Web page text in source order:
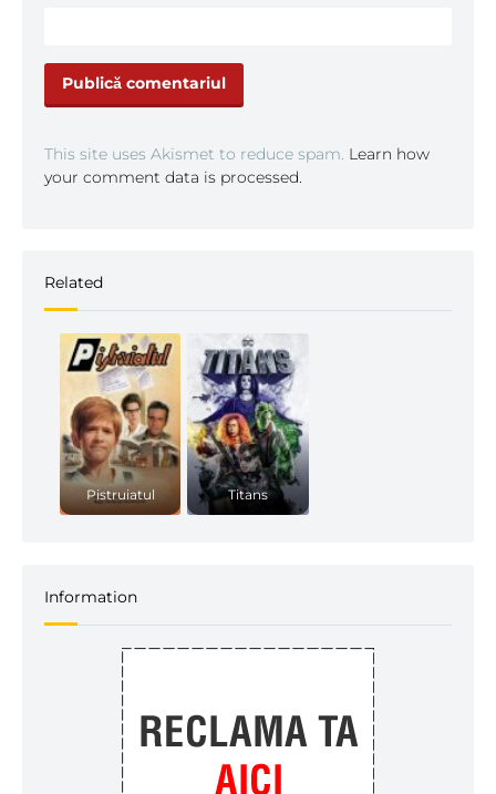
This site uses Akismet to reduce spam. Learn how
your comment data is processed.
Related
Pistruiatul Titans
Information